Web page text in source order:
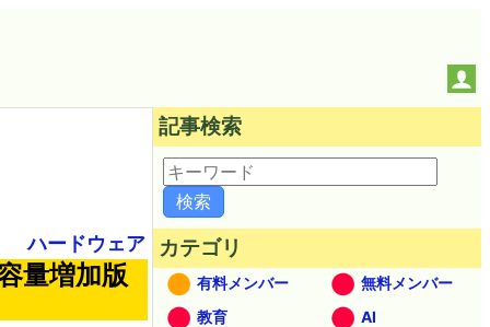
ハードウェア
量増加版
記事検索
カテゴリ
有料メンバー
無料メンバー
教育
AI